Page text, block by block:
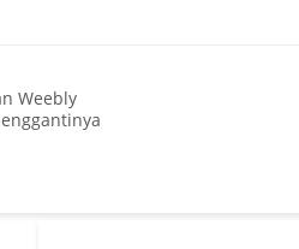
Weebly